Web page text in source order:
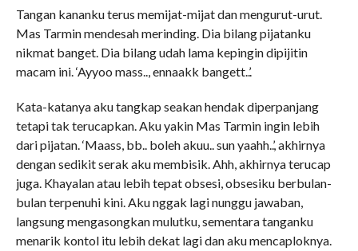
Tangan kananku terus memijat-mijat dan mengurut-urut.
Mas Tarmin mendesah merinding. Dia bilang pijatanku
nikmat banget. Dia bilang udah lama kepingin dipijitin
macam ini. ‘Ayyoo mass.., ennaakk bangett..’.
Kata-katanya aku tangkap seakan hendak diperpanjang
tetapi tak terucapkan. Aku yakin Mas Tarmin ingin lebih
dari pijatan. ‘Maass, bb.. boleh akuu.. sun yaahh..’, akhirnya
dengan sedikit serak aku membisik. Ahh, akhirnya terucap
juga. Khayalan atau lebih tepat obsesi, obsesiku berbulan-
bulan terpenuhi kini. Aku nggak lagi nunggu jawaban,
langsung mengasongkan mulutku, sementara tanganku
menarik kontol itu lebih dekat lagi dan aku mencaploknya.